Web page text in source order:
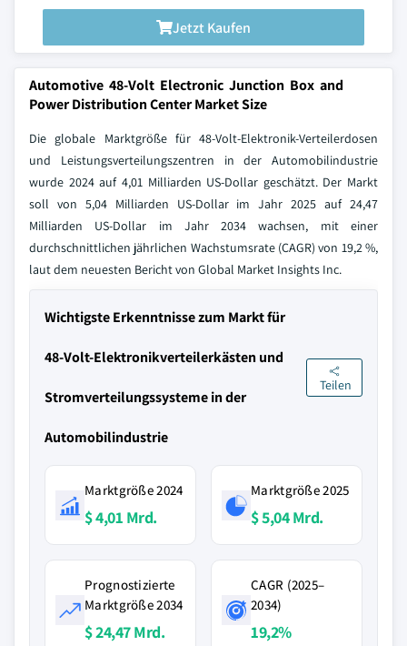
Jetzt Kaufen
Automotive 48-Volt Electronic Junction Box and
Power Distribution Center Market Size
Die globale Marktgröße für 48-Volt-Elektronik-Verteilerdosen
und Leistungsverteilungszentren in der Automobilindustrie
wurde 2024 auf 4,01 Milliarden US-Dollar geschätzt. Der Markt
soll von 5,04 Milliarden US-Dollar im Jahr 2025 auf 24,47
Milliarden US-Dollar im Jahr 2034 wachsen, mit einer
durchschnittlichen jährlichen Wachstumsrate (CAGR) von 19,2 %,
laut dem neuesten Bericht von Global Market Insights Inc.
Wichtigste Erkenntnisse zum Markt für
48-Volt-Elektronikverteilerkästen und
Stromverteilungssysteme in der
Automobilindustrie
Teilen
Marktgröße 2024
$ 4,01 Mrd.
Marktgröße 2025
$ 5,04 Mrd.
Prognostizierte
Marktgröße 2034
$ 24,47 Mrd.
CAGR (2025–
2034)
19,2%